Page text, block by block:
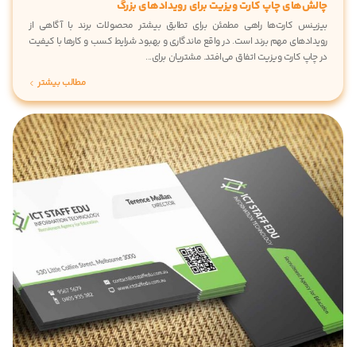
چاپ کارت ویزیت برای رویدادهای بزرگ
کارت‌ها راهی مطمئن برای تطابق بیشتر محصولات برند با آگاهی از
مهم برند است. در واقع ماندگاری و بهبود شرایط کسب و کارها با کیفیت
چاپ کارت ویزیت اتفاق می‌افتد. مشتریان برای...
مطالب بیشتر